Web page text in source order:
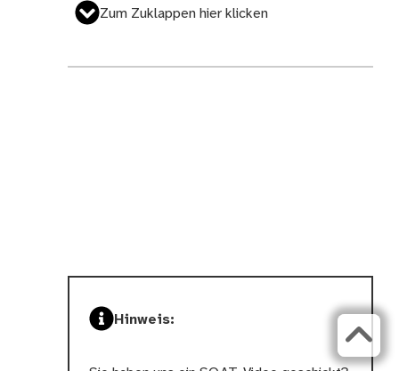
Zum Zuklappen hier klicken
Hinweis: